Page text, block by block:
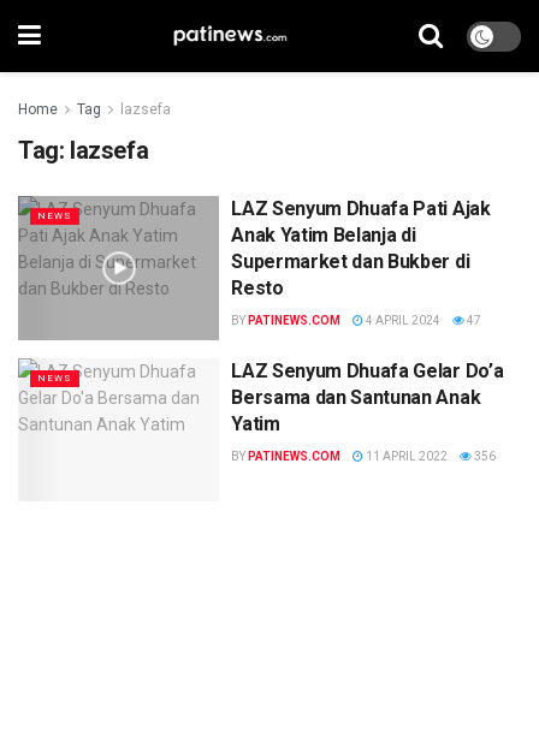
Home Tag lazsefa
Tag: lazsefa
NEWS
LAZ Senyum Dhuafa Pati Ajak
Anak Yatim Belanja di
Supermarket dan Bukber di
Resto
BY PATINEWS.COM 4 APRIL 2024 47
NEWS
LAZ Senyum Dhuafa Gelar Do’a
Bersama dan Santunan Anak
Yatim
BY PATINEWS.COM 11 APRIL 2022 356